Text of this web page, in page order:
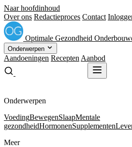
Naar hoofdinhoud
Over ons Redactieproces Contact
Optimale Gezondheid
Onderwerpen
Aandoeningen Recepten Aanbod
Onderwerpen
VoedingBewegenSlaapMentale
gezondheidHormonenSupplementen
Meer